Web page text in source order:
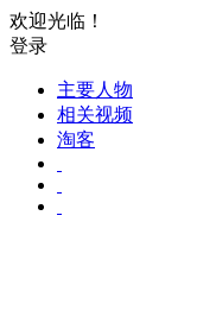
欢迎光临！
登录
主要人物
相关视频
淘客